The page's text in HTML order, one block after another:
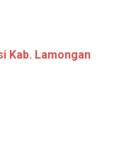
Kab. Lamongan